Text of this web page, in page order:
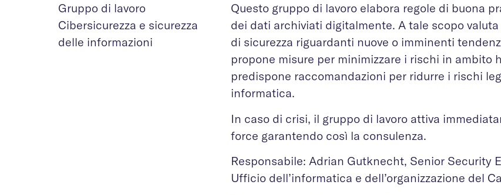
Gruppo di lavoro
Cibersicurezza e sicurezza
delle informazioni
Questo gruppo di lavoro elabora regole di buona
dei dati archiviati digitalmente. A tale scopo
di sicurezza riguardanti nuove o imminenti
propone misure per minimizzare i rischi in ambito
predispone raccomandazioni per ridurre i rischi
informatica.
In caso di crisi, il gruppo di lavoro attiva
force garantendo così la consulenza.
Responsabile: Adrian Gutknecht, Senior Security
Ufficio dell’informatica e dell’organizzazione del